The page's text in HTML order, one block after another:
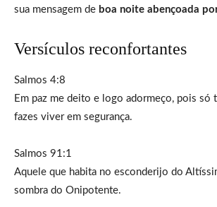
sua mensagem de boa noite abençoada
Versículos reconfortantes
Salmos 4:8
Em paz me deito e logo adormeço, pois só
fazes viver em segurança.
Salmos 91:1
Aquele que habita no esconderijo do
sombra do Onipotente.